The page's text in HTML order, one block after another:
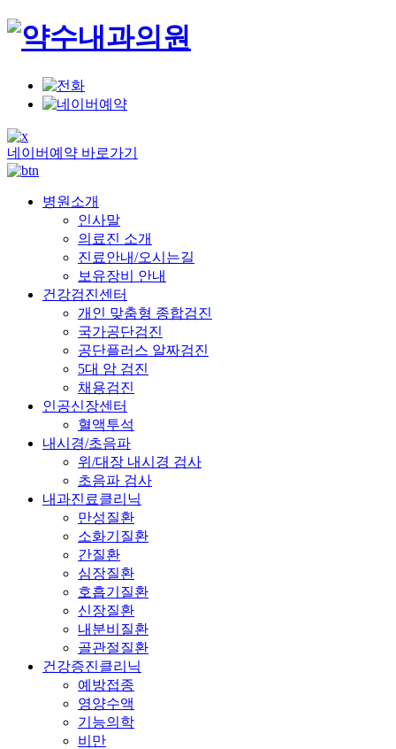
네이버예약 바로가기
병원소개
인사말
의료진 소개
진료안내/오시는길
보유장비 안내
건강검진센터
개인 맞춤형 종합검진
국가공단검진
공단플러스 알짜검진
5대 암 검진
채용검진
인공신장센터
혈액투석
내시경/초음파
위/대장 내시경 검사
초음파 검사
내과진료클리닉
만성질환
소화기질환
간질환
심장질환
호흡기질환
신장질환
내분비질환
골관절질환
건강증진클리닉
예방접종
영양수액
기능의학
비만